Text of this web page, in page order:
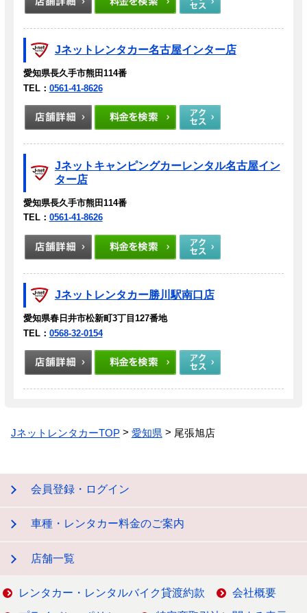
Jネットレンタカー名古屋インター店
愛知県長久手市熊田114番
TEL： 0561-41-8626
Jネットキャンピングカーレンタル名古屋イン
ター店
愛知県長久手市熊田114番
TEL： 0561-41-8626
Jネットレンタカー勝川駅南口店
愛知県春日井市松新町3丁目127番地
TEL： 0568-32-0154
JネットレンタカーTOP 愛知県 尾張旭店
会員登録・ログイン
車種・レンタカー料金のご案内
店舗一覧
レンタカー・レンタルバイク貸渡約款 会社概要